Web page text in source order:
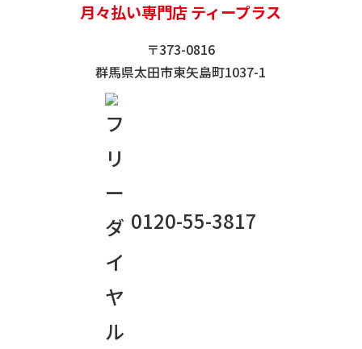
月々払い専門店 ティープラス
〒373-0816
群馬県太田市東矢島町1037-1
0120-55-3817